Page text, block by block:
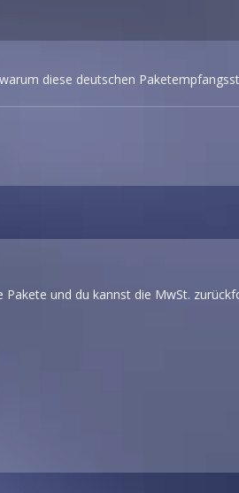
diese deutschen
und du kannst die MwSt.